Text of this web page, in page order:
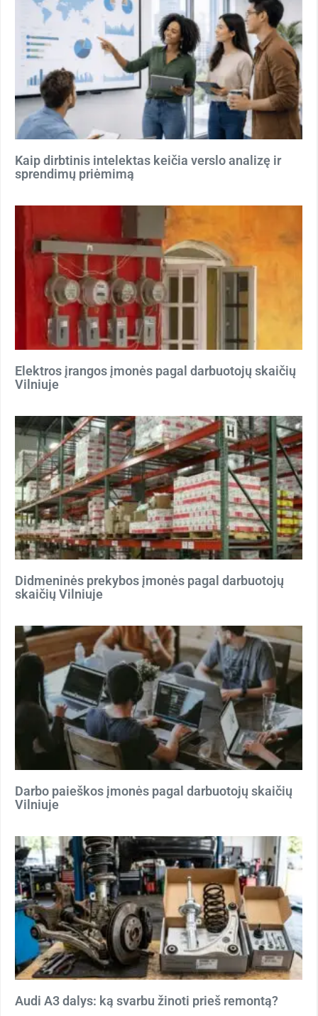
Kaip dirbtinis intelektas keičia verslo analizę ir
sprendimų priėmimą
Elektros įrangos įmonės pagal darbuotojų skaičių
Vilniuje
Didmeninės prekybos įmonės pagal darbuotojų
skaičių Vilniuje
Darbo paieškos įmonės pagal darbuotojų skaičių
Vilniuje
Audi A3 dalys: ką svarbu žinoti prieš remontą?